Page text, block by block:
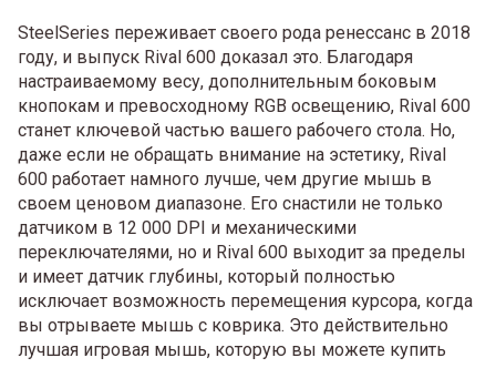
SteelSeries переживает своего рода ренессанс в 2018
году, и выпуск Rival 600 доказал это. Благодаря
настраиваемому весу, дополнительным боковым
кнопокам и превосходному RGB освещению, Rival 600
станет ключевой частью вашего рабочего стола. Но,
даже если не обращать внимание на эстетику, Rival
600 работает намного лучше, чем другие мышь в
своем ценовом диапазоне. Его снастили не только
датчиком в 12 000 DPI и механическими
переключателями, но и Rival 600 выходит за пределы
и имеет датчик глубины, который полностью
исключает возможность перемещения курсора, когда
вы отрываете мышь с коврика. Это действительно
лучшая игровая мышь, которую вы можете купить